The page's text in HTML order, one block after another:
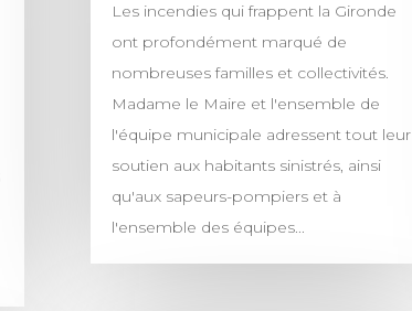
Les incendies qui frappent la Gironde
ont profondément marqué de
nombreuses familles et collectivités.
Madame le Maire et l'ensemble de
l'équipe municipale adressent tout leur
soutien aux habitants sinistrés, ainsi
qu'aux sapeurs-pompiers et à
l'ensemble des équipes...